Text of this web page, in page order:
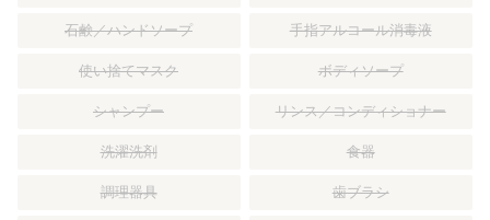
石鹸／ハンドソープ 手指アルコール消毒液
使い捨てマスク ボディソープ
シャンプー リンス／コンディショナー
洗濯洗剤 食器
調理器具 歯ブラシ